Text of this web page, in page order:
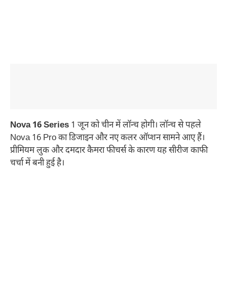
Nova 16 Series 1 जून को चीन में लॉन्च होगी। लॉन्च से पहले
Nova 16 Pro का डिजाइन और नए कलर ऑप्शन सामने आए हैं।
प्रीमियम लुक और दमदार कैमरा फीचर्स के कारण यह सीरीज काफी
चर्चा में बनी हुई है।